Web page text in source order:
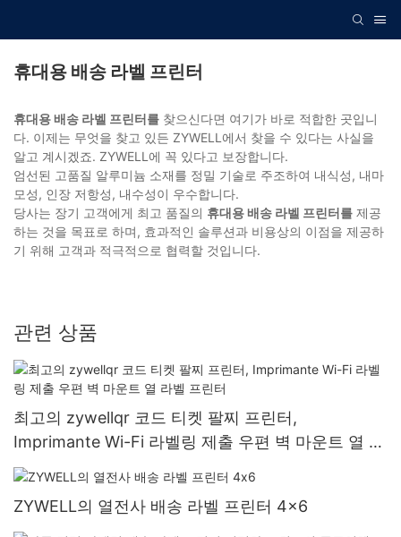
휴대용 배송 라벨 프린터
휴대용 배송 라벨 프린터를 찾으신다면 여기가 바로 적합한 곳입니
다. 이제는 무엇을 찾고 있든 ZYWELL에서 찾을 수 있다는 사실을
알고 계시겠죠. ZYWELL에 꼭 있다고 보장합니다.
엄선된 고품질 알루미늄 소재를 정밀 기술로 주조하여 내식성, 내마
모성, 인장 저항성, 내수성이 우수합니다.
당사는 장기 고객에게 최고 품질의 휴대용 배송 라벨 프린터를 제공
하는 것을 목표로 하며, 효과적인 솔루션과 비용상의 이점을 제공하
기 위해 고객과 적극적으로 협력할 것입니다.
관련 상품
최고의 zywellqr 코드 티켓 팔찌 프린터,
Imprimante Wi-Fi 라벨링 제출 우편 벽 마운트 열 라
벨 프린터
ZYWELL의 열전사 배송 라벨 프린터 4x6